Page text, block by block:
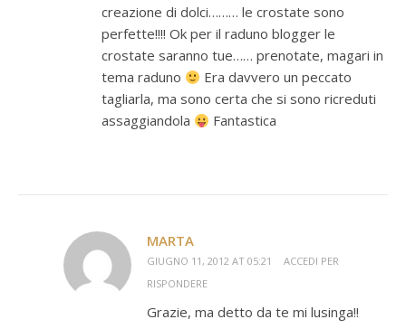
creazione di dolci……… le crostate sono
perfette!!!! Ok per il raduno blogger le
crostate saranno tue…… prenotate, magari in
tema raduno
Era davvero un peccato
tagliarla, ma sono certa che si sono ricreduti
assaggiandola
Fantastica
MARTA
GIUGNO 11, 2012 AT 05:21
ACCEDI PER
RISPONDERE
Grazie, ma detto da te mi lusinga!!